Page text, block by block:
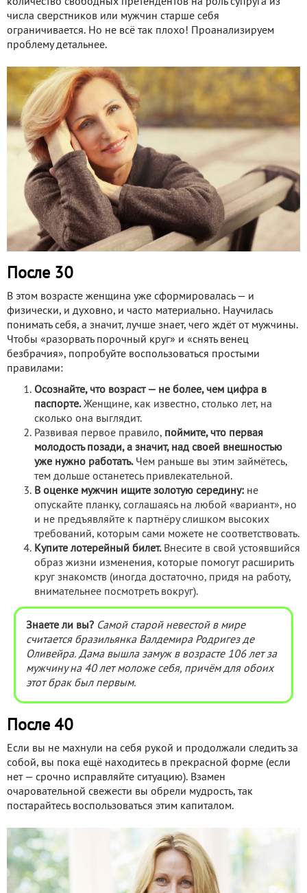
количество свободных претендентов на роль супруга из
числа сверстников или мужчин старше себя
ограничивается. Но не всё так плохо! Проанализируем
проблему детальнее.
После 30
В этом возрасте женщина уже сформировалась — и
физически, и духовно, и часто материально. Научилась
понимать себя, а значит, лучше знает, чего ждёт от мужчины.
Чтобы «разорвать порочный круг» и «снять венец
безбрачия», попробуйте воспользоваться простыми
правилами:
Осознайте, что возраст — не более, чем цифра в
паспорте.Женщине, как известно, столько лет, на
сколько она выглядит.
Развивая первое правило, поймите, что первая
молодость позади, а значит, над своей внешностью
уже нужно работать.Чем раньше вы этим займётесь,
тем дольше останетесь привлекательной.
В оценке мужчин ищите золотую середину: не
опускайте планку, соглашаясь на любой «вариант», но
и не предъявляйте к партнёру слишком высоких
требований, которым сами можете не соответствовать.
Купите лотерейный билет.Внесите в свой устоявшийся
образ жизни изменения, которые помогут расширить
круг знакомств (иногда достаточно, придя на работу,
внимательнее посмотреть вокруг).
Знаете ли вы? Самой старой невестой в мире
считается бразильянка Валдемира Родригез де
Оливейра. Дама вышла замуж в возрасте 106 лет за
мужчину на 40 лет моложе себя, причём для обоих
этот брак был первым.
После 40
Если вы не махнули на себя рукой и продолжали следить за
собой, вы пока ещё находитесь в прекрасной форме (если
нет — срочно исправляйте ситуацию). Взамен
очаровательной свежести вы обрели мудрость, так
постарайтесь воспользоваться этим капиталом.